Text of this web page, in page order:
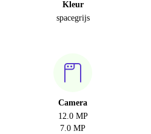
Kleur
spacegrijs
Camera
12.0 MP
7.0 MP